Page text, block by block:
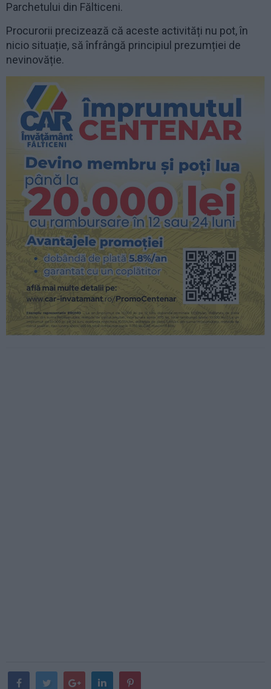
Parchetului din Fălticeni.
Procurorii precizează că aceste activități nu pot, în
nicio situație, să înfrângă principiul prezumției de
nevinovăție.